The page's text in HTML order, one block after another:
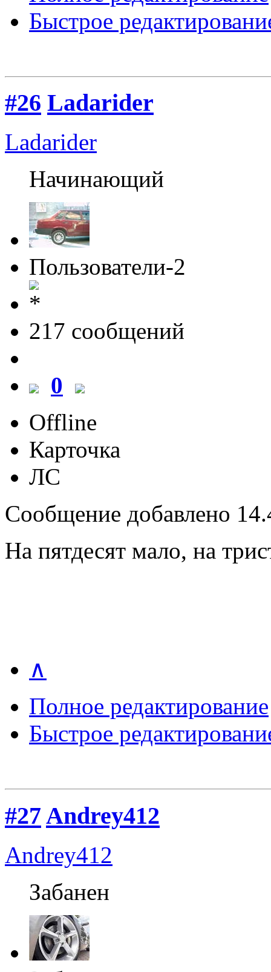
Быстрое
#26 Ladarider
Ladarider
Начинающий
Пользователи-2
217 cообщений
0
Offline
Карточка
ЛС
Сообщение добавлено
На пятдесят мало, на
∧
Полное редактирование
Быстрое
#27 Andrey412
Andrey412
Забанен